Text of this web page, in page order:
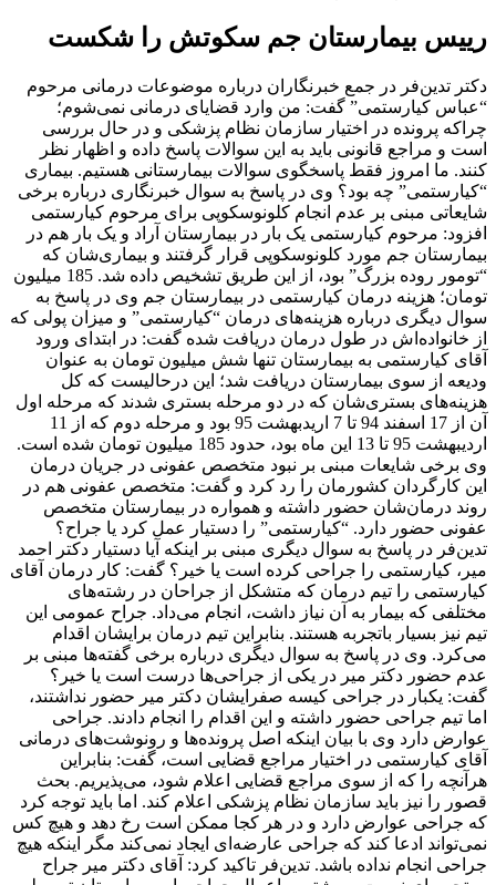
رییس بیمارستان جم سکوتش را شکست
دکتر تدین‌فر در جمع خبرنگاران درباره موضوعات درمانی مرحوم
“عباس کیارستمی” گفت: من وارد قضایای درمانی نمی‌شوم؛
چراکه پرونده در اختیار سازمان نظام پزشکی و در حال بررسی
است و مراجع قانونی باید به این سوالات پاسخ داده و اظهار نظر
کنند. ما امروز فقط پاسخگوی سوالات بیمارستانی هستیم. بیماری
“کیارستمی” چه بود؟ وی در پاسخ به سوال خبرنگاری درباره برخی
شایعاتی مبنی بر عدم انجام کلونوسکوپی برای مرحوم کیارستمی
افزود: مرحوم کیارستمی یک بار در بیمارستان آراد و یک بار هم در
بیمارستان جم مورد کلونوسکوپی قرار گرفتند و بیماری‌شان که
“تومور روده بزرگ” بود، از این طریق تشخیص داده شد. 185 میلیون
تومان؛ هزینه درمان کیارستمی در بیمارستان جم وی در پاسخ به
سوال دیگری درباره هزینه‌های درمان “کیارستمی” و میزان پولی که
از خانواده‌اش در طول درمان دریافت شده گفت: در ابتدای ورود
آقای کیارستمی به بیمارستان تنها شش میلیون تومان به عنوان
ودیعه از سوی بیمارستان دریافت شد؛ این درحالیست که کل
هزینه‌های بستری‌شان که در دو مرحله بستری شدند که مرحله اول
آن از 17 اسفند 94 تا 7 اریدبهشت 95 بود و مرحله دوم که از 11
اردیبهشت 95 تا 13 این ماه بود، حدود 185 میلیون تومان شده است.
وی برخی شایعات مبنی بر نبود متخصص عفونی در جریان درمان
این کارگردان کشورمان را رد کرد و گفت: متخصص عفونی هم در
روند درمان‌شان حضور داشته و همواره در بیمارستان متخصص
عفونی حضور دارد. “کیارستمی” را دستیار عمل کرد یا جراح؟
تدین‌فر در پاسخ به سوال دیگری مبنی بر اینکه آیا دستیار دکتر احمد
میر، کیارستمی را جراحی کرده است یا خیر؟ گفت: کار درمان آقای
کیارستمی را تیم درمان که متشکل از جراحان در رشته‌های
مختلفی که بیمار به آن نیاز داشت، انجام می‌داد. جراح عمومی این
تیم نیز بسیار باتجربه هستند. بنابراین تیم درمان برایشان اقدام
می‌کرد. وی در پاسخ به سوال دیگری درباره برخی گفته‌ها مبنی بر
عدم حضور دکتر میر در یکی از جراحی‌ها درست است یا خیر؟
گفت: یکبار در جراحی کیسه صفرایشان دکتر میر حضور نداشتند،
اما تیم جراحی حضور داشته و این اقدام را انجام دادند. جراحی
عوارض دارد وی با بیان اینکه اصل پرونده‌ها و رونوشت‌های درمانی
آقای کیارستمی در اختیار مراجع قضایی است، گفت: بنابراین
هرآنچه را که از سوی مراجع قضایی اعلام شود، می‌پذیریم. بحث
قصور را نیز باید سازمان نظام پزشکی اعلام کند. اما باید توجه کرد
که جراحی عوارض دارد و در هر کجا ممکن است رخ دهد و هیچ کس
نمی‌تواند ادعا کند که جراحی عارضه‌ای ایجاد نمی‌کند مگر اینکه هیچ
جراحی انجام نداده باشد. تدین‌فر تاکید کرد: آقای دکتر میر جراح